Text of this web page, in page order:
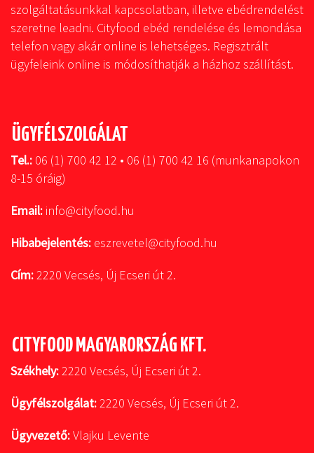
szolgáltatásunkkal kapcsolatban, illetve ebédrendelést
szeretne leadni. Cityfood ebéd rendelése és lemondása
telefon vagy akár online is lehetséges. Regisztrált
ügyfeleink online is módosíthatják a házhoz szállítást.
ÜGYFÉLSZOLGÁLAT
Tel.: 06 (1) 700 42 12 • 06 (1) 700 42 16 (munkanapokon
8-15 óráig)
Email: info@cityfood.hu
Hibabejelentés: eszrevetel@cityfood.hu
Cím:2220 Vecsés, Új Ecseri út 2.
CITYFOOD MAGYARORSZÁG KFT.
Székhely:2220 Vecsés, Új Ecseri út 2.
Ügyfélszolgálat:2220 Vecsés, Új Ecseri út 2.
Ügyvezető:Vlajku Levente